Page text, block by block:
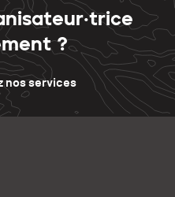
?
nos services